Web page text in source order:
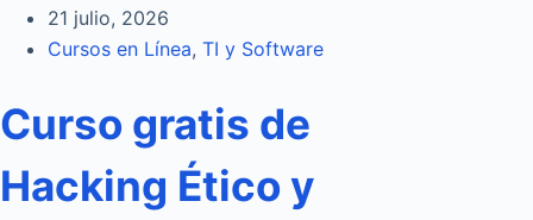
21 julio, 2026
Cursos en Línea, TI y Software
Curso gratis de
Hacking Ético y